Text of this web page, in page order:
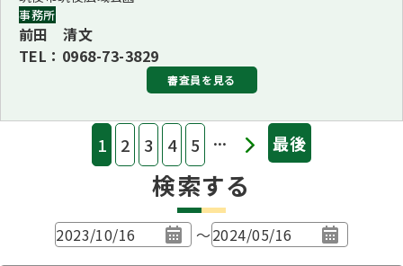
副田 康信、松原 直樹
チーフ
事務所
前田 清文
TEL：0968-73-3829
審査員を見る
小野 弘人、井上 知可子、尾髙 由祐
1 2 3 4 5 ... » 最後
検索する
〜